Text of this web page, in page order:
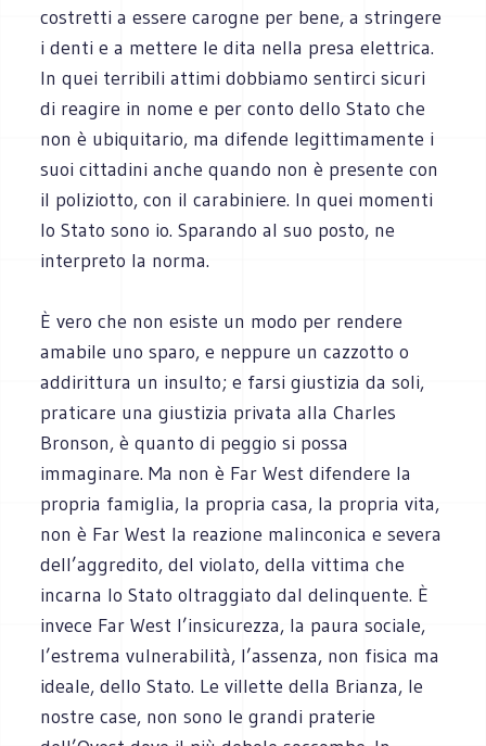
costretti a essere carogne per bene, a stringere
i denti e a mettere le dita nella presa elettrica.
In quei terribili attimi dobbiamo sentirci sicuri
di reagire in nome e per conto dello Stato che
non è ubiquitario, ma difende legittimamente i
suoi cittadini anche quando non è presente con
il poliziotto, con il carabiniere. In quei momenti
lo Stato sono io. Sparando al suo posto, ne
interpreto la norma.
È vero che non esiste un modo per rendere
amabile uno sparo, e neppure un cazzotto o
addirittura un insulto; e farsi giustizia da soli,
praticare una giustizia privata alla Charles
Bronson, è quanto di peggio si possa
immaginare. Ma non è Far West difendere la
propria famiglia, la propria casa, la propria vita,
non è Far West la reazione malinconica e severa
dell’aggredito, del violato, della vittima che
incarna lo Stato oltraggiato dal delinquente. È
invece Far West l’insicurezza, la paura sociale,
l’estrema vulnerabilità, l’assenza, non fisica ma
ideale, dello Stato. Le villette della Brianza, le
nostre case, non sono le grandi praterie